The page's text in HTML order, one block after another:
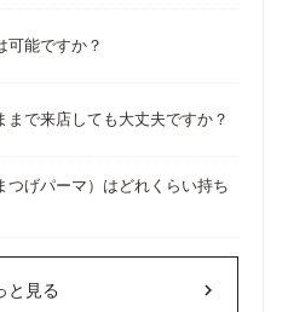
可能ですか？
まで来店しても大丈夫ですか？
つげパーマ）はどれくらい持ち
と見る chevron_right